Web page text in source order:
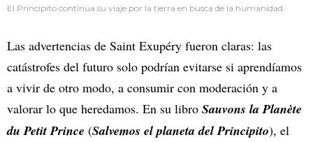
El Principito continúa su viaje por la tierra en busca de la humanidad.
Las advertencias de Saint Exupéry fueron claras: las
catástrofes del futuro solo podrían evitarse si aprendíamos
a vivir de otro modo, a consumir con moderación y a
valorar lo que heredamos. En su libro Sauvons la Planète
du Petit Prince (Salvemos el planeta del Principito), el